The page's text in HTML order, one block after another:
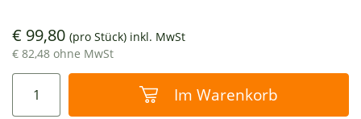
€ 99,80 (pro Stück) inkl. MwSt
€ 82,48 ohne MwSt
Im Warenkorb